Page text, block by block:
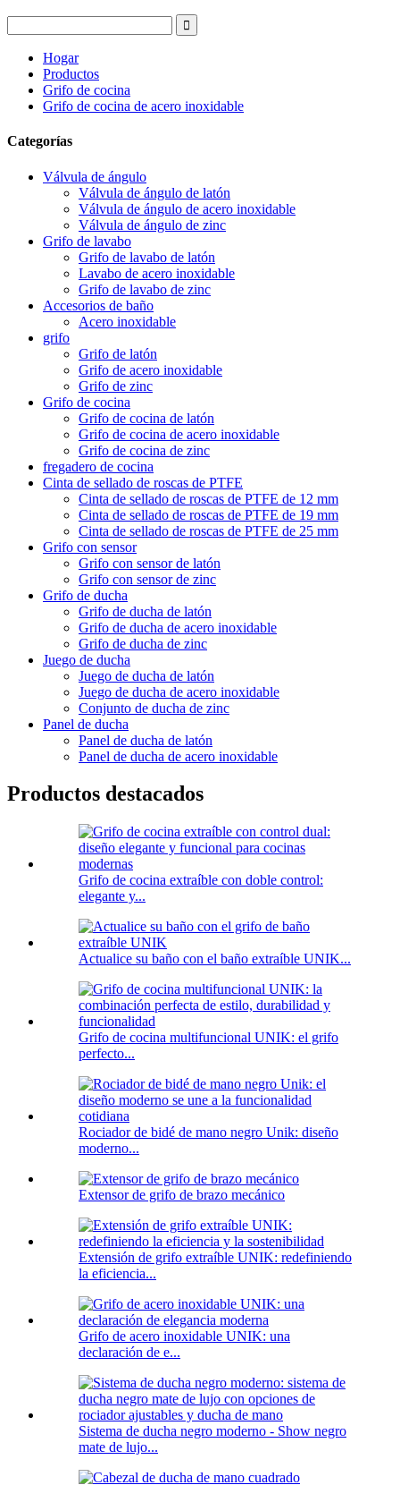
Hogar
Productos
Grifo de cocina
Grifo de cocina de acero inoxidable
Categorías
Válvula de ángulo
Válvula de ángulo de latón
Válvula de ángulo de acero inoxidable
Válvula de ángulo de zinc
Grifo de lavabo
Grifo de lavabo de latón
Lavabo de acero inoxidable
Grifo de lavabo de zinc
Accesorios de baño
Acero inoxidable
grifo
Grifo de latón
Grifo de acero inoxidable
Grifo de zinc
Grifo de cocina
Grifo de cocina de latón
Grifo de cocina de acero inoxidable
Grifo de cocina de zinc
fregadero de cocina
Cinta de sellado de roscas de PTFE
Cinta de sellado de roscas de PTFE de 12 mm
Cinta de sellado de roscas de PTFE de 19 mm
Cinta de sellado de roscas de PTFE de 25 mm
Grifo con sensor
Grifo con sensor de latón
Grifo con sensor de zinc
Grifo de ducha
Grifo de ducha de latón
Grifo de ducha de acero inoxidable
Grifo de ducha de zinc
Juego de ducha
Juego de ducha de latón
Juego de ducha de acero inoxidable
Conjunto de ducha de zinc
Panel de ducha
Panel de ducha de latón
Panel de ducha de acero inoxidable
Productos destacados
Grifo de cocina extraíble con doble control:
elegante y...
Actualice su baño con el baño extraíble UNIK...
Grifo de cocina multifuncional UNIK: el grifo
perfecto...
Rociador de bidé de mano negro Unik: diseño
moderno...
Extensor de grifo de brazo mecánico
Extensión de grifo extraíble UNIK: redefiniendo
la eficiencia...
Grifo de acero inoxidable UNIK: una
declaración de e...
Sistema de ducha negro moderno - Show negro
mate de lujo...